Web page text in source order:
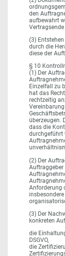
den
aufbewahrt
(3)
durch die
diese der
§ 10
(1) Der
Einzelfall zu
hat das
rechtzeitig
überzeugen.
dass die
durchgeführt
(2) Der
Auftraggeber
Anforderung
(3) Der
konkreten
die
DSGVO,
die